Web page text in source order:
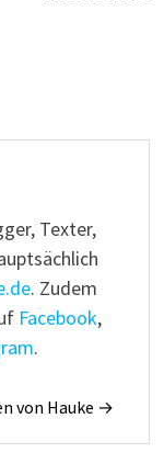
Texter,
. Zudem
Facebook,
.
von Hauke →